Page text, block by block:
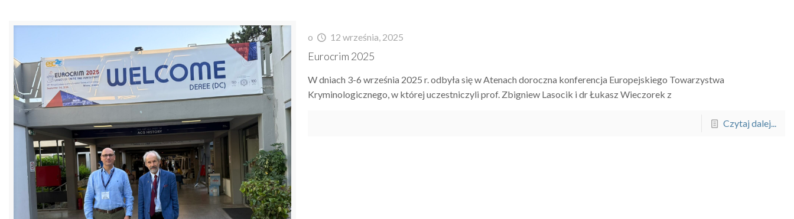
o 12 września, 2025
Eurocrim 2025
W dniach 3-6 września 2025 r. odbyła się w Atenach doroczna konferencja Europejskiego Towarzystwa
Kryminologicznego, w której uczestniczyli prof. Zbigniew Lasocik i dr Łukasz Wieczorek z
Czytaj dalej...